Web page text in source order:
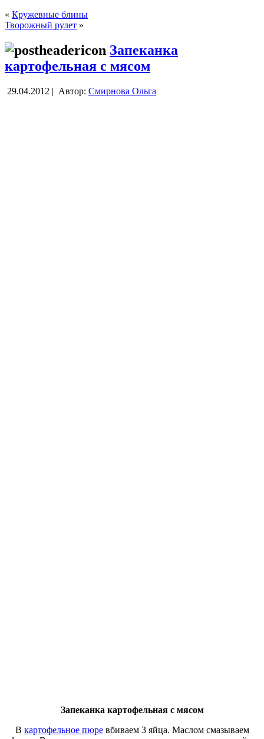
« Кружевные блины
Творожный рулет »
Запеканка
картофельная с мясом
29.04.2012 | Автор: Смирнова Ольга
Запеканка картофельная с мясом
В картофельное пюревбиваем 3 яйца. Маслом смазываем